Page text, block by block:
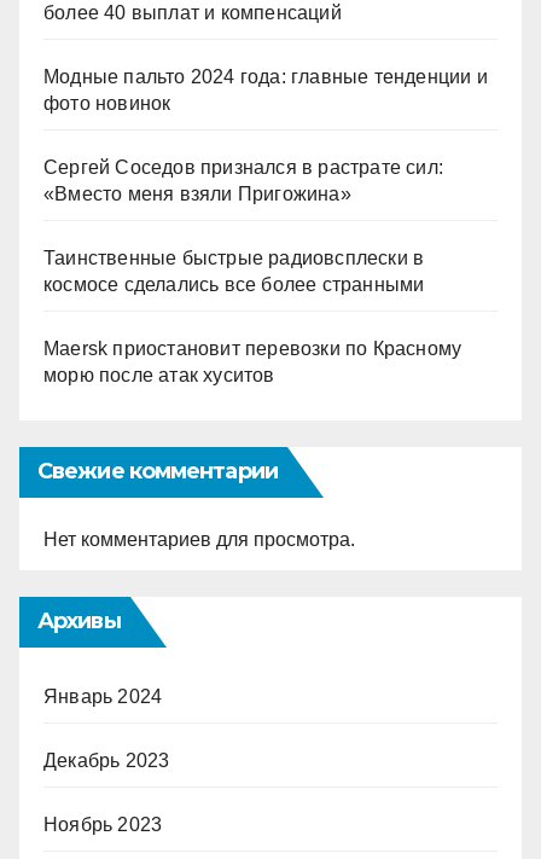
более 40 выплат и компенсаций
Модные пальто 2024 года: главные тенденции и
фото новинок
Сергей Соседов признался в растрате сил:
«Вместо меня взяли Пригожина»
Таинственные быстрые радиовсплески в
космосе сделались все более странными
Maersk приостановит перевозки по Красному
морю после атак хуситов
Свежие комментарии
Нет комментариев для просмотра.
Архивы
Январь 2024
Декабрь 2023
Ноябрь 2023